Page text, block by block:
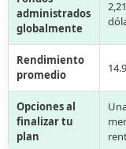
administrados
globalmente
Rendimiento
promedio
Opciones al
finalizar tu
plan